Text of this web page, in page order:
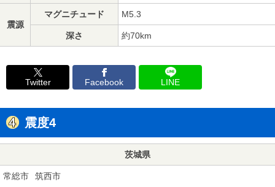
震源
マグニチュード M5.3
深さ 約70km
Twitter Facebook LINE
震度4
茨城県
常総市 筑西市